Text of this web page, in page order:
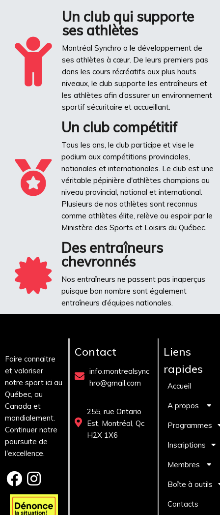
Un club qui supporte
ses athlètes
Montréal Synchro a le développement de
ses athlètes à cœur. De leurs premiers pas
dans les cours récréatifs aux plus hauts
niveaux, le club supporte les entraîneurs et
les athlètes afin d’assurer un environnement
sportif sécuritaire et accueillant.
Un club compétitif
Tous les ans, le club participe et vise le
podium aux compétitions provinciales,
nationales et internationales. Le club est une
véritable pépinière d'athlètes champions au
niveau provincial, national et international.
Plusieurs de nos athlètes sont reconnus
comme athlètes élite, relève ou espoir par le
Ministère des Sports et Loisirs du Québec.
Des entraîneurs
chevronnés
Nos entraîneurs ne passent pas inaperçus
puisque bon nombre sont également
entraîneurs d’équipes nationales.
Faire connaitre
et valoriser
notre sport ici au
Québec, au
Canada et
mondialement.
Continuer notre
poursuite de
l'excellence.
Contact
info.montrealsync
hro@gmail.com
255, rue Ontario
Est, Montréal, Qc
H2X 1X6
Liens
rapides
Accueil
A propos
Programmes
Inscriptions
Membres
Boîte à outils
Contacts